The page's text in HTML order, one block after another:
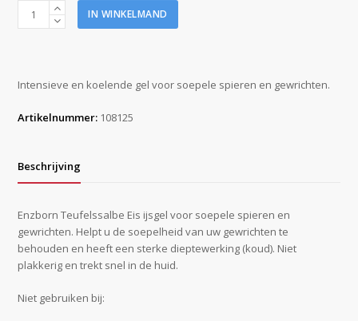
Enzborn
Teufelssalbe
pot
ml
IN WINKELMAND
Intensieve en koelende gel voor soepele spieren en gewrichten.
Artikelnummer: 108125
Beschrijving
Enzborn Teufelssalbe Eis ijsgel voor soepele spieren en
gewrichten. Helpt u de soepelheid van uw gewrichten te
behouden en heeft een sterke dieptewerking (koud). Niet
plakkerig en trekt snel in de huid.
Niet gebruiken bij: